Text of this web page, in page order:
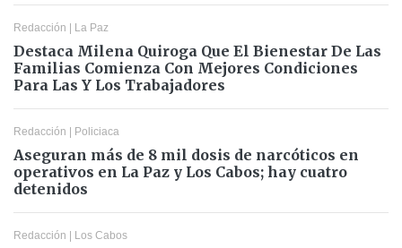
Redacción | La Paz
Destaca Milena Quiroga Que El Bienestar De Las
Familias Comienza Con Mejores Condiciones
Para Las Y Los Trabajadores
Redacción | Policiaca
Aseguran más de 8 mil dosis de narcóticos en
operativos en La Paz y Los Cabos; hay cuatro
detenidos
Redacción | Los Cabos